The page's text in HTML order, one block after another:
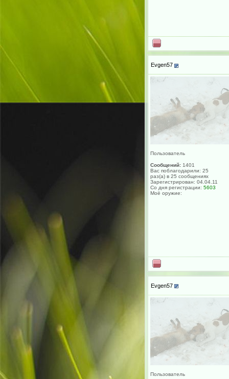
Evgen57
Пользователь
Сообщений: 1401
Вас поблагодарили: 25
раз(а) в 25 сообщениях
Зарегистрирован: 04.04.11
Со дня регистрации: 5603
Моё оружие:
Evgen57
Пользователь